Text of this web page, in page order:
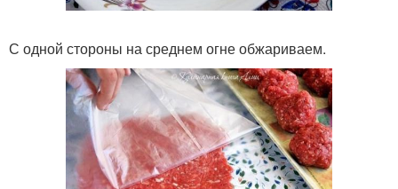
С одной стороны на среднем огне обжариваем.